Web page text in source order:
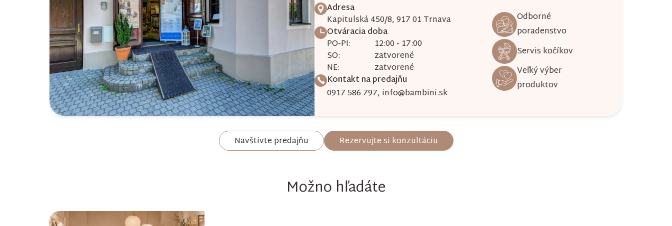
Adresa
Kapitulská 450/8, 917 01 Trnava
Otváracia doba
PO-PI:
12:00 - 17:00
SO:
zatvorené
NE:
zatvorené
Kontakt na predajňu
0917 586 797, info@bambini.sk
Odborné
poradenstvo
Servis kočíkov
Veľký výber
produktov
Navštívte predajňu Rezervujte si konzultáciu
Možno hľadáte